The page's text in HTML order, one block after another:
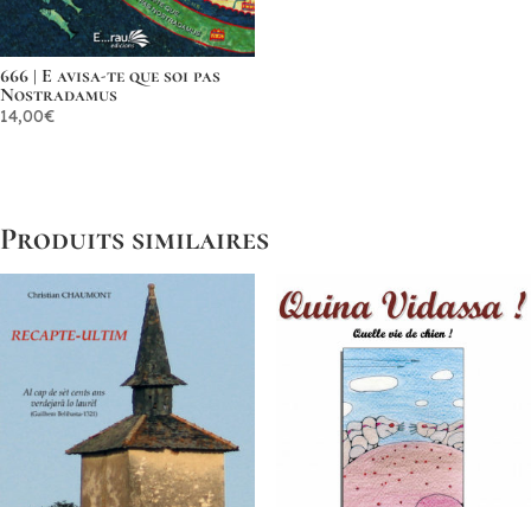
666 | E avisa-te que soi pas
Nostradamus
14,00€
Produits similaires